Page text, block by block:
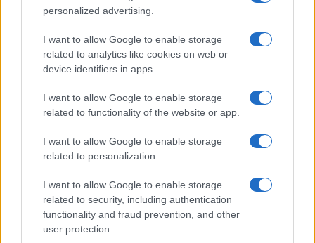
personalized advertising.
I want to allow Google to enable storage
related to analytics like cookies on web or
device identifiers in apps.
I want to allow Google to enable storage
related to functionality of the website or app.
I want to allow Google to enable storage
related to personalization.
I want to allow Google to enable storage
related to security, including authentication
functionality and fraud prevention, and other
user protection.
aplicar cada método